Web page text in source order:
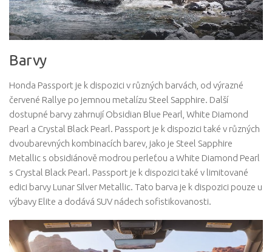
Barvy
Honda Passport je k dispozici v různých barvách, od výrazné
červené Rallye po jemnou metalízu Steel Sapphire. Další
dostupné barvy zahrnují Obsidian Blue Pearl, White Diamond
Pearl a Crystal Black Pearl. Passport je k dispozici také v různých
dvoubarevných kombinacích barev, jako je Steel Sapphire
Metallic s obsidiánově modrou perleťou a White Diamond Pearl
s Crystal Black Pearl. Passport je k dispozici také v limitované
edici barvy Lunar Silver Metallic. Tato barva je k dispozici pouze u
výbavy Elite a dodává SUV nádech sofistikovanosti.